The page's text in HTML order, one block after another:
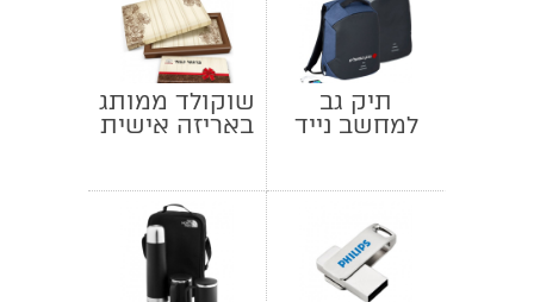
תיק גב
למחשב נייד
שוקולד ממותג
באריזה אישית